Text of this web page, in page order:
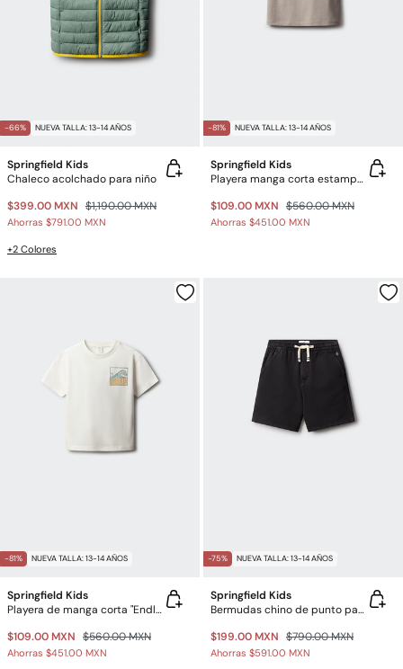
-66% NUEVA TALLA: 13-14 AÑOS
Springfield Kids
Chaleco acolchado para niño
$399.00 MXN $1,190.00 MXN
Ahorras $791.00 MXN
+2 Colores
-81% NUEVA TALLA: 13-14 AÑOS
Springfield Kids
Playera manga corta estampada para niño
$109.00 MXN $560.00 MXN
Ahorras $451.00 MXN
-81% NUEVA TALLA: 13-14 AÑOS
Springfield Kids
Playera de manga corta "Endless Summer" niño
$109.00 MXN $560.00 MXN
Ahorras $451.00 MXN
-75% NUEVA TALLA: 13-14 AÑOS
Springfield Kids
Bermudas chino de punto para niño
$199.00 MXN $790.00 MXN
Ahorras $591.00 MXN